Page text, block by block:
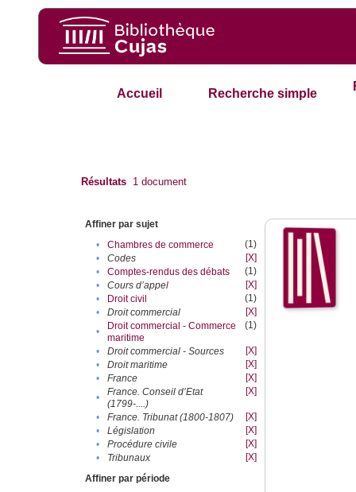
Accueil Recherche simple
Résultats 1 document
Affiner par sujet
•
Chambres de commerce
(1)
•
Codes
[X]
•
Comptes-rendus des débats
(1)
•
Cours d’appel
[X]
•
Droit civil
(1)
•
Droit commercial
[X]
•
Droit commercial - Commerce
maritime
(1)
• Droit commercial - Sources
[X]
•
Droit maritime
[X]
•
France
[X]
•
France. Conseil d’Etat
(1799-....)
[X]
• France. Tribunat (1800-1807)
[X]
•
Législation
[X]
•
Procédure civile
[X]
•
Tribunaux
[X]
Affiner par période